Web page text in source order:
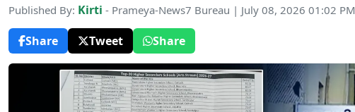
Published By: Kirti - Prameya-News7 Bureau | July 08, 2026 01:02 PM
Share
Tweet Share